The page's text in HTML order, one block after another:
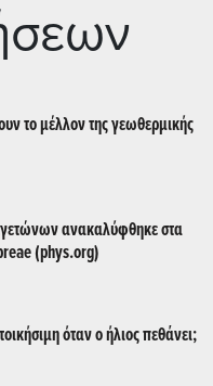
το μέλλον της γεωθερμικής
ανακαλύφθηκε στα
(phys.org)
όταν ο ήλιος πεθάνει;